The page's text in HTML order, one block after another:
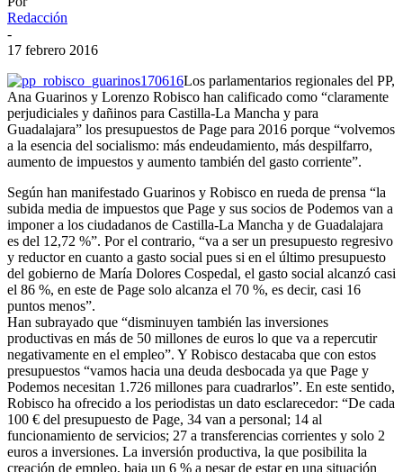
Redacción
-
17 febrero 2016
Los parlamentarios regionales del PP,
Ana Guarinos y Lorenzo Robisco han calificado como “claramente
perjudiciales y dañinos para Castilla-La Mancha y para
Guadalajara” los presupuestos de Page para 2016 porque “volvemos
a la esencia del socialismo: más endeudamiento, más despilfarro,
aumento de impuestos y aumento también del gasto corriente”.
Según han manifestado Guarinos y Robisco en rueda de prensa “la
subida media de impuestos que Page y sus socios de Podemos van a
imponer a los ciudadanos de Castilla-La Mancha y de Guadalajara
es del 12,72 %”. Por el contrario, “va a ser un presupuesto regresivo
y reductor en cuanto a gasto social pues si en el último presupuesto
del gobierno de María Dolores Cospedal, el gasto social alcanzó casi
el 86 %, en este de Page solo alcanza el 70 %, es decir, casi 16
puntos menos”.
Han subrayado que “disminuyen también las inversiones
productivas en más de 50 millones de euros lo que va a repercutir
negativamente en el empleo”. Y Robisco destacaba que con estos
presupuestos “vamos hacia una deuda desbocada ya que Page y
Podemos necesitan 1.726 millones para cuadrarlos”. En este sentido,
Robisco ha ofrecido a los periodistas un dato esclarecedor: “De cada
100 € del presupuesto de Page, 34 van a personal; 14 al
funcionamiento de servicios; 27 a transferencias corrientes y solo 2
euros a inversiones. La inversión productiva, la que posibilita la
creación de empleo, baja un 6 % a pesar de estar en una situación